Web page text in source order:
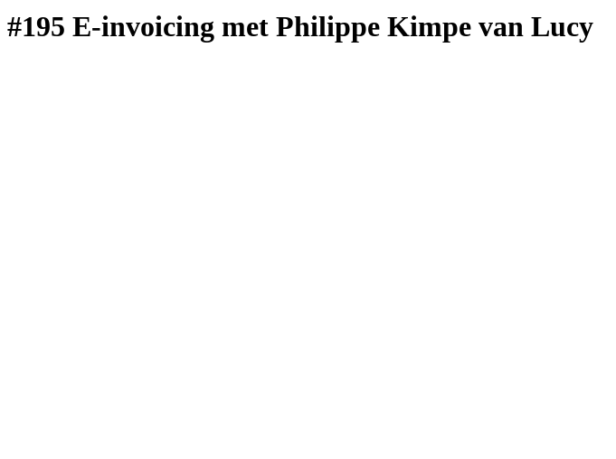
#195 E-invoicing met Philippe Kimpe van Lucy